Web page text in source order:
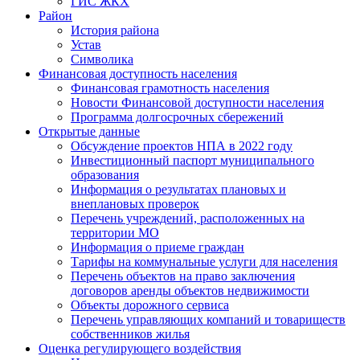
Район
История района
Устав
Символика
Финансовая доступность населения
Финансовая грамотность населения
Новости Финансовой доступности населения
Программа долгосрочных сбережений
Открытые данные
Обсуждение проектов НПА в 2022 году
Инвестиционный паспорт муниципального
образования
Информация о результатах плановых и
внеплановых проверок
Перечень учреждений, расположенных на
территории МО
Информация о приеме граждан
Тарифы на коммунальные услуги для населения
Перечень объектов на право заключения
договоров аренды объектов недвижимости
Объекты дорожного сервиса
Перечень управляющих компаний и товариществ
собственников жилья
Оценка регулирующего воздействия